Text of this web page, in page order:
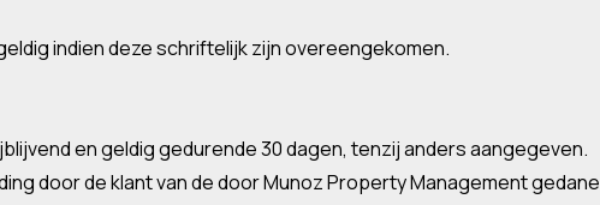
indien deze schriftelijk zijn overeengekomen.
en geldig gedurende 30 dagen, tenzij anders aangegeven.
door de klant van de door Munoz Property Management gedane